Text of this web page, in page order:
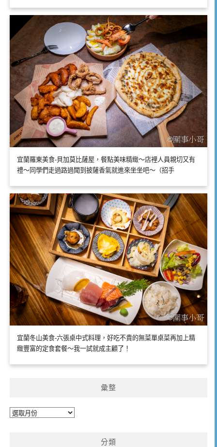
宜蘭羅東美食-貝加莫比薩屋，餐點美味精緻～店裡人員親切又有
禮～同學們走過路過聞到披薩香氣就進來坐坐吧～（招手
宜蘭冬山美食-六張桌中式料理，好吃不貴的無菜單桌菜再加上精
緻豐富的定食套餐～我一試就成主顧了！
彙整
彙
分類